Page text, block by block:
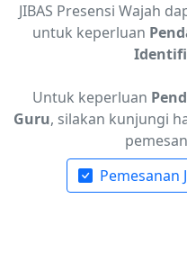
JIBAS Presensi Wajah
untuk keperluan
Untuk keperluan
Guru, silakan kunjungi
Pemesanan